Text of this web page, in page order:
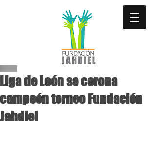
Liga de León se corona
campeón torneo Fundación
Jahdiel